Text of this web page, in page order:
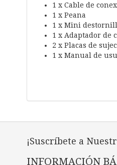
1 x Cable de
1 x Peana
1 x Mini
1 x Adaptador de
2 x Placas de
1 x Manual de
¡Suscríbete a
INFORMACIÓN